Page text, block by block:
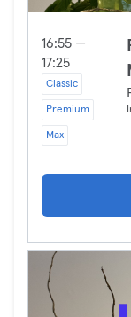
16:55 —
17:25
Classic
Premium
Max